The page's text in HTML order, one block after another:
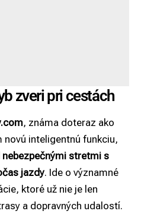
zveri pri cestách
, známa doteraz ako
novú inteligentnú funkciu,
stretmi s
jazdy. Ide o významné
ktoré už nie je len
a dopravných udalostí.